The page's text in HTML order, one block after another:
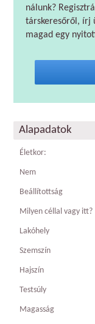
nálunk?
társkeresőről, írj
magad egy
Alapadatok
Életkor:
Nem
Beállítottság
Milyen céllal vagy itt?
Lakóhely
Szemszín
Hajszín
Testsúly
Magasság